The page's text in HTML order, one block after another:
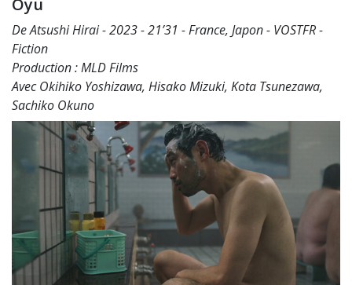
Oyu
De Atsushi Hirai - 2023 - 21’31 - France, Japon - VOSTFR -
Fiction
Production : MLD Films
Avec Okihiko Yoshizawa, Hisako Mizuki, Kota Tsunezawa,
Sachiko Okuno